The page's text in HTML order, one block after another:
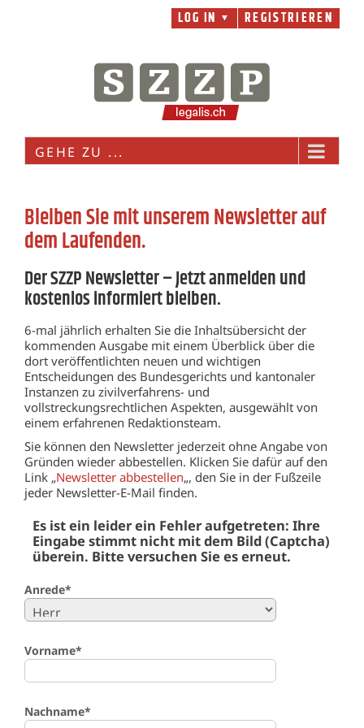
LOG IN ▼ REGISTRIEREN
GEHE ZU ...
Bleiben Sie mit unserem Newsletter auf
dem Laufenden.
Der SZZP Newsletter – Jetzt anmelden und
kostenlos informiert bleiben.
6-mal jährlich erhalten Sie die Inhaltsübersicht der
kommenden Ausgabe mit einem Überblick über die
dort veröffentlichten neuen und wichtigen
Entscheidungen des Bundesgerichts und kantonaler
Instanzen zu zivilverfahrens- und
vollstreckungsrechtlichen Aspekten, ausgewählt von
einem erfahrenen Redaktionsteam.
Sie können den Newsletter jederzeit ohne Angabe von
Gründen wieder abbestellen. Klicken Sie dafür auf den
Link „Newsletter abbestellen„, den Sie in der Fußzeile
jeder Newsletter-E-Mail finden.
Es ist ein leider ein Fehler aufgetreten: Ihre
Eingabe stimmt nicht mit dem Bild (Captcha)
überein. Bitte versuchen Sie es erneut.
Anrede*
Vorname*
Nachname*